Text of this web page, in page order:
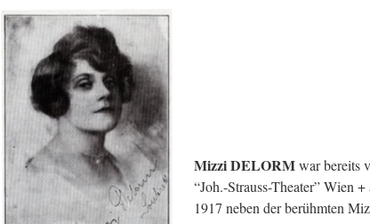
Mizzi DELORMwar bereits
“Joh.-Strauss-Theater” Wien
1917 neben der berühmten